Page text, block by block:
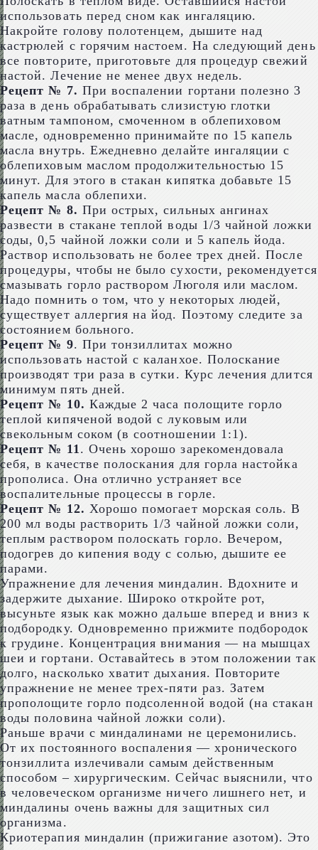
использовать перед сном как ингаляцию.
Накройте голову полотенцем, дышите над
кастрюлей с горячим настоем. На следующий день
все повторите, приготовьте для процедур свежий
настой. Лечение не менее двух недель.
Рецепт № 7. При воспалении гортани полезно 3
раза в день обрабатывать слизистую глотки
ватным тампоном, смоченном в облепиховом
масле, одновременно принимайте по 15 капель
масла внутрь. Ежедневно делайте ингаляции с
облепиховым маслом продолжительностью 15
минут. Для этого в стакан кипятка добавьте 15
капель масла облепихи.
Рецепт № 8. При острых, сильных ангинах
развести в стакане теплой воды 1/3 чайной ложки
соды, 0,5 чайной ложки соли и 5 капель йода.
Раствор использовать не более трех дней. После
процедуры, чтобы не было сухости, рекомендуется
смазывать горло раствором Люголя или маслом.
Надо помнить о том, что у некоторых людей,
существует аллергия на йод. Поэтому следите за
состоянием больного.
Рецепт № 9. При тонзиллитах можно
использовать настой с каланхое. Полоскание
производят три раза в сутки. Курс лечения длится
минимум пять дней.
Рецепт № 10. Каждые 2 часа полощите горло
теплой кипяченой водой с луковым или
свекольным соком (в соотношении 1:1).
Рецепт № 11. Очень хорошо зарекомендовала
себя, в качестве полоскания для горла настойка
прополиса. Она отлично устраняет все
воспалительные процессы в горле.
Рецепт № 12. Хорошо помогает морская соль. В
200 мл воды растворить 1/3 чайной ложки соли,
теплым раствором полоскать горло. Вечером,
подогрев до кипения воду с солью, дышите ее
парами.
Упражнение для лечения миндалин. Вдохните и
задержите дыхание. Широко откройте рот,
высуньте язык как можно дальше вперед и вниз к
подбородку. Одновременно прижмите подбородок
к грудине. Концентрация внимания — на мышцах
шеи и гортани. Оставайтесь в этом положении так
долго, насколько хватит дыхания. Повторите
упражнение не менее трех-пяти раз. Затем
прополощите горло подсоленной водой (на стакан
воды половина чайной ложки соли).
Раньше врачи с миндалинами не церемонились.
От их постоянного воспаления — хронического
тонзиллита излечивали самым действенным
способом – хирургическим. Сейчас выяснили, что
в человеческом организме ничего лишнего нет, и
миндалины очень важны для защитных сил
организма.
Криотерапия миндалин (прижигание азотом). Это